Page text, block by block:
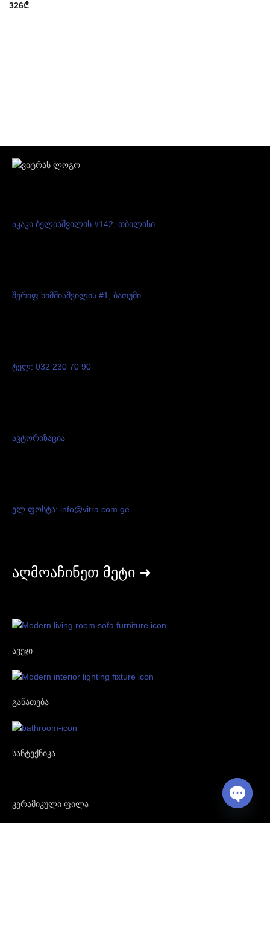
326₾
აკაკი ბელიაშვილის #142, თბილისი
შერიფ ხიმშიაშვილის #1, ბათუმი
ტელ: 032 230 70 90
ავტორიზაცია
ელ.ფოსტა: info@vitra.com.ge
აღმოაჩინეთ მეტი ➜
ავეჯი
განათება
სანტექნიკა
კერამიკული ფილა